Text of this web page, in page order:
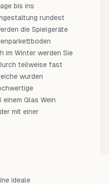
bis ins
rundest
die Spielgeräte
im Winter werden Sie
teilweise fast
wurden
Glas Wein
mit einer
ideale